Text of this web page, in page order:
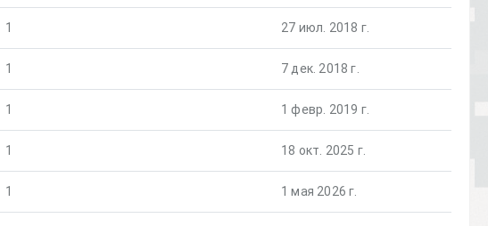
1 27 июл. 2018 г.
1 7 дек. 2018 г.
1 1 февр. 2019 г.
1 18 окт. 2025 г.
1 1 мая 2026 г.